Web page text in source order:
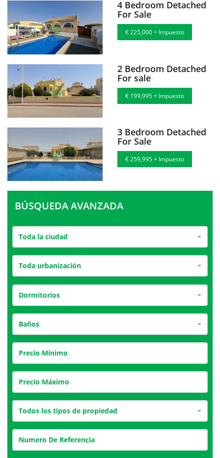
4 Bedroom Detached
For Sale
€ 225,000 + Impuesto
2 Bedroom Detached
For sale
€ 199,995 + Impuesto
3 Bedroom Detached
For Sale
€ 259,995 + Impuesto
BÚSQUEDA AVANZADA
Toda la ciudad
Toda urbanización
Dormitorios
Baños
Todos los tipos de propiedad